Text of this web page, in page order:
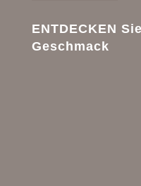
ENTDECKEN
Geschmack